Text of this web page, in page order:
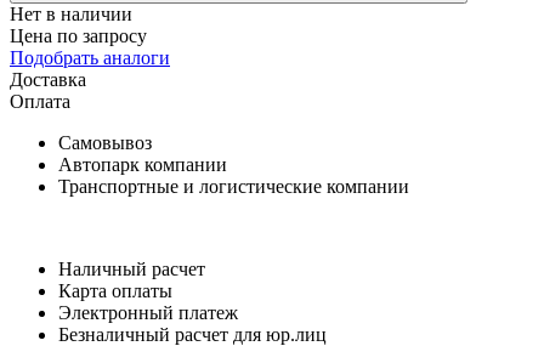
Нет в наличии
Цена по запросу
Подобрать аналоги
Доставка
Оплата
Самовывоз
Автопарк компании
Транспортные и логистические компании
Наличный расчет
Карта оплаты
Электронный платеж
Безналичный расчет для юр.лиц